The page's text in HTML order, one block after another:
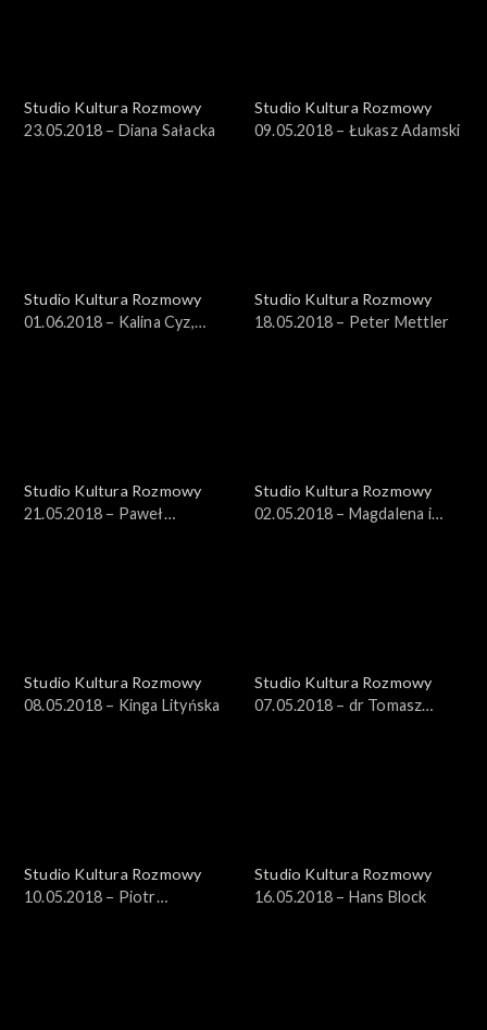
Studio Kultura Rozmowy
23.05.2018 – Diana Sałacka
Studio Kultura Rozmowy
09.05.2018 – Łukasz Adamski
Studio Kultura Rozmowy
01.06.2018 – Kalina Cyz,
Studio Kultura Rozmowy
18.05.2018 – Peter Mettler
Studio Kultura Rozmowy
21.05.2018 – Paweł
Studio Kultura Rozmowy
02.05.2018 – Magdalena i
Studio Kultura Rozmowy
08.05.2018 – Kinga Lityńska
Studio Kultura Rozmowy
07.05.2018 – dr Tomasz
Studio Kultura Rozmowy
10.05.2018 – Piotr
Studio Kultura Rozmowy
16.05.2018 – Hans Block